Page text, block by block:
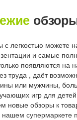
легкостью можете
и самые
появляются на
труда , даёт
или мужчины,
игр для
новые обзоры к
супермаркете